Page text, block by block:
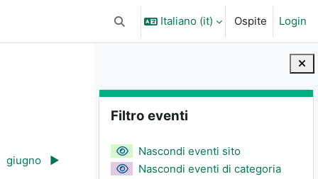
Attiva/disattiva input di ricerca
Italiano ‎(it)‎ Ospite Login
Blocchi
Salta Filtro eventi
Filtro eventi
Nascondi eventi sito
Nascondi eventi di categoria
giugno ▶︎